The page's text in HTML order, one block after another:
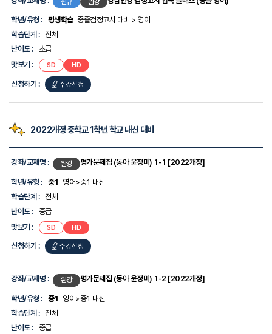
록
강
좌/
재
학
유
학
습
단
난
도,
맛
기,
신
청
하
기
한
보
를
공
학년/유형 : 평생학습 중졸검정고시 대비 > 영어
학습단계 :
전체
난이도 :
초급
맛보기 :
SD HD
신청하기 : 수강신청
2022개정 중학교 1학년 학교 내신 대비
좌
록
강
좌/
재
학
형,
습
단
계,
난
강좌/교재명 : 완강 평가문제집 (동아 윤정미) 1-1 [2022개정]
학년/유형 : 중1 영어>중1 내신
학습단계 :
전체
난이도 :
중급
맛보기 :
SD HD
신청하기 : 수강신청
강좌/교재명 : 완강 평가문제집 (동아 윤정미) 1-2 [2022개정]
학년/유형 : 중1 영어>중1 내신
학습단계 :
전체
난이도 :
중급